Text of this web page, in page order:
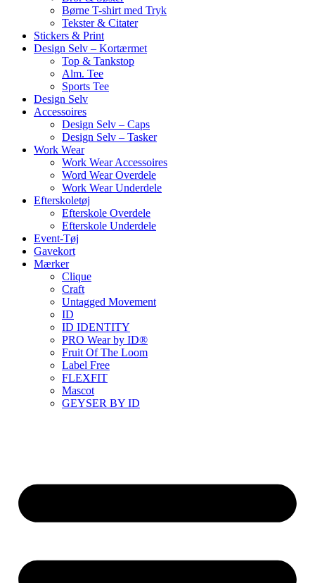
Børne T-shirt med Tryk
Tekster & Citater
Stickers & Print
Design Selv – Kortærmet
Top & Tankstop
Alm. Tee
Sports Tee
Design Selv
Accessoires
Design Selv – Caps
Design Selv – Tasker
Work Wear
Work Wear Accessoires
Word Wear Overdele
Work Wear Underdele
Efterskoletøj
Efterskole Overdele
Efterskole Underdele
Event-Tøj
Gavekort
Mærker
Clique
Craft
Untagged Movement
ID
ID IDENTITY
PRO Wear by ID®
Fruit Of The Loom
Label Free
FLEXFIT
Mascot
GEYSER BY ID